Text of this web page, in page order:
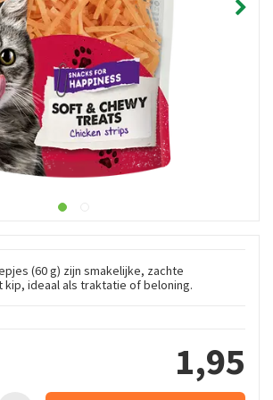
(60 g) zijn smakelijke, zachte
kip, ideaal als traktatie of beloning.
1,95